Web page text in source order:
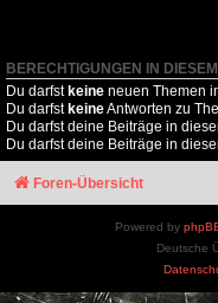
BERECHTIGUNGEN IN
Du darfst keine neuen Themen
Du darfst keineAntworten zu
Du darfst deine Beiträge in
Du darfst deine Beiträge in
Foren-Übersicht
Powered by
Deutsche